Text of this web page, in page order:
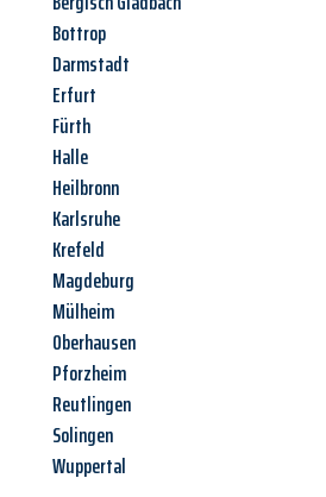
Bottrop
Darmstadt
Erfurt
Fürth
Halle
Heilbronn
Karlsruhe
Krefeld
Magdeburg
Mülheim
Oberhausen
Pforzheim
Reutlingen
Solingen
Wuppertal